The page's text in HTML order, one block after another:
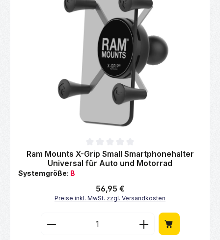
Durchschnittliche Bewertung von 0 von 5 Sternen
Ram Mounts X-Grip Small Smartphonehalter
Universal für Auto und Motorrad
Systemgröße: B
Regulärer Preis:
56,95 €
Preise inkl. MwSt. zzgl. Versandkosten
Produkt Anzahl: Gib den gewünschten